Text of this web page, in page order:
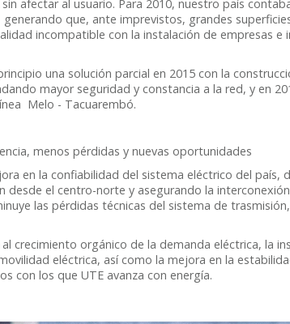
afectar al usuario. Para 2010, nuestro país
que, ante imprevistos, grandes
incompatible con la instalación de empresas e
una solución parcial en 2015 con la
mayor seguridad y constancia a la red, y en
Melo - Tacuarembó.
menos pérdidas y nuevas oportunidades
en la confiabilidad del sistema eléctrico del país,
desde el centro-norte y asegurando la
las pérdidas técnicas del sistema de
crecimiento orgánico de la demanda eléctrica, la
eléctrica, así como la mejora en la
con los que UTE avanza con energía.